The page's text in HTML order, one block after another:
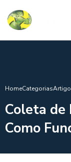
HomeCategorias
Coleta de
Como